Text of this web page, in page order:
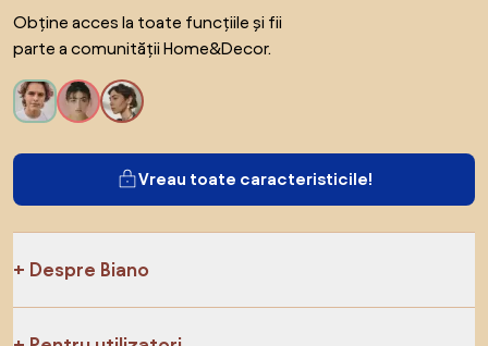
Obține acces la toate funcțiile și fii
parte a comunității Home&Decor.
Vreau toate caracteristicile!
Despre Biano